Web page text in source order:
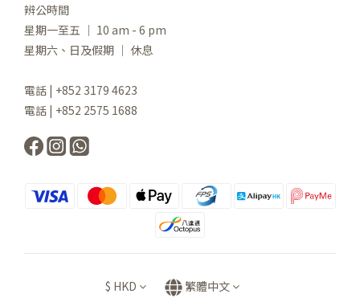
辨公時間
星期一至五 ｜ 10 am - 6 pm
星期六、日及假期 ｜ 休息
電話 | +852 3179 4623
電話 | +852 2575 1688
$ HKD 繁體中文